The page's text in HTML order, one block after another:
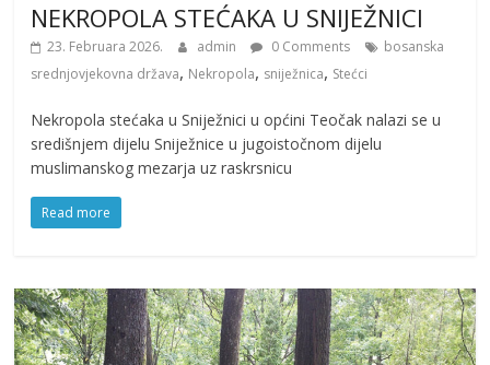
NEKROPOLA STEĆAKA U SNIJEŽNICI
23. Februara 2026. admin 0 Comments
bosanska
srednjovjekovna država, Nekropola, sniježnica, Stećci
Nekropola stećaka u Sniježnici u općini Teočak nalazi se u
središnjem dijelu Sniježnice u jugoistočnom dijelu
muslimanskog mezarja uz raskrsnicu
Read more